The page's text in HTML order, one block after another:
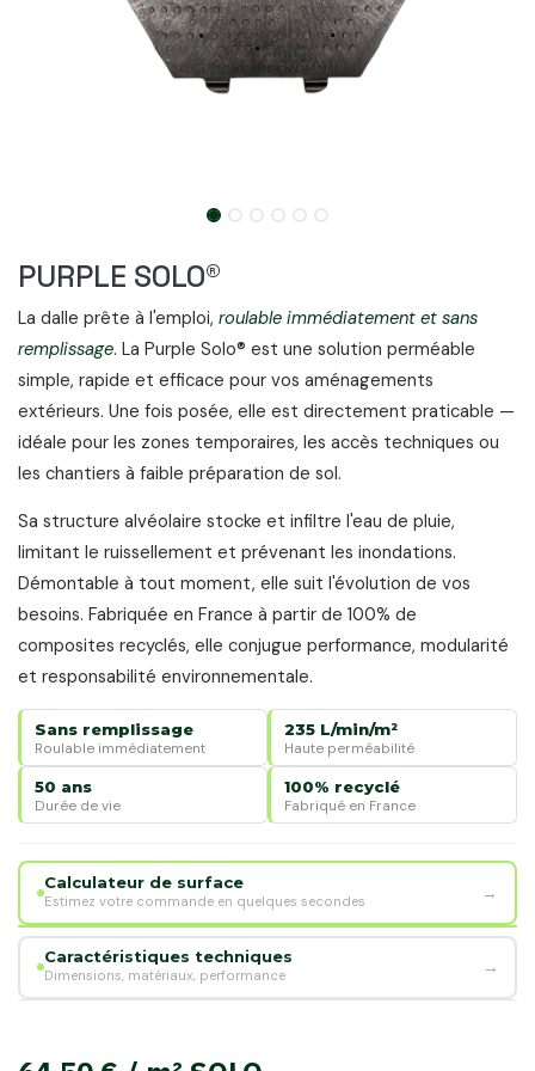
PURPLE SOLO®
La dalle prête à l'emploi, roulable immédiatement et sans
remplissage. La Purple Solo® est une solution perméable
simple, rapide et efficace pour vos aménagements
extérieurs. Une fois posée, elle est directement praticable —
idéale pour les zones temporaires, les accès techniques ou
les chantiers à faible préparation de sol.
Sa structure alvéolaire stocke et infiltre l'eau de pluie,
limitant le ruissellement et prévenant les inondations.
Démontable à tout moment, elle suit l'évolution de vos
besoins. Fabriquée en France à partir de 100% de
composites recyclés, elle conjugue performance, modularité
et responsabilité environnementale.
Sans remplissage
Roulable immédiatement
235 L/min/m²
Haute perméabilité
50 ans
Durée de vie
100% recyclé
Fabriqué en France
Calculateur de surface
Estimez votre commande en quelques secondes →
SURFACE À COUVRIR
m²
Caractéristiques techniques
Dimensions, matériaux, performance →